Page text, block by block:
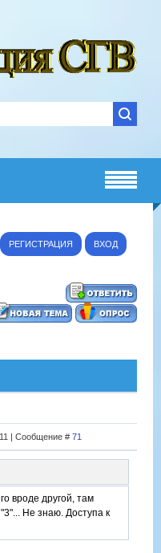
РЕГИСТРАЦИЯ ВХОД
| Сообщение # 71
вроде другой, там
Не знаю. Доступа к